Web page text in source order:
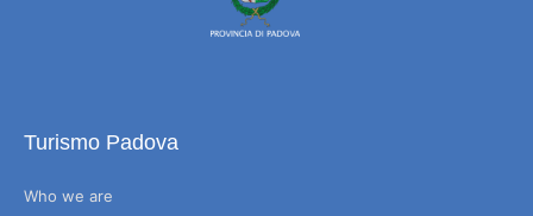
Turismo Padova
Who we are